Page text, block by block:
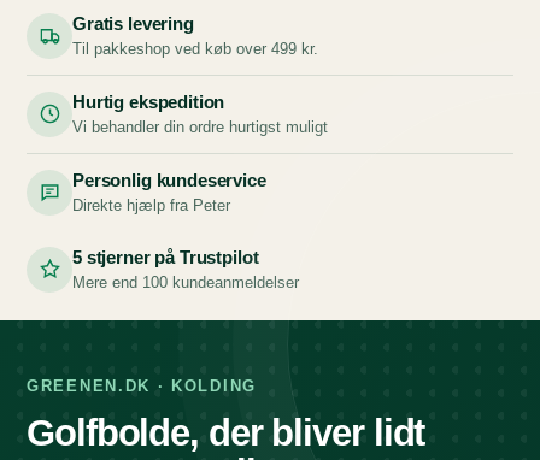
Gratis levering
Til pakkeshop ved køb over 499 kr.
Hurtig ekspedition
Vi behandler din ordre hurtigst muligt
Personlig kundeservice
Direkte hjælp fra Peter
5 stjerner på Trustpilot
Mere end 100 kundeanmeldelser
GREENEN.DK · KOLDING
Golfbolde, der bliver lidt